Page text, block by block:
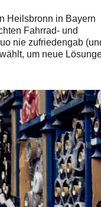
Heilsbronn in Bayern
Fahrrad- und
nie zufriedengab
um neue